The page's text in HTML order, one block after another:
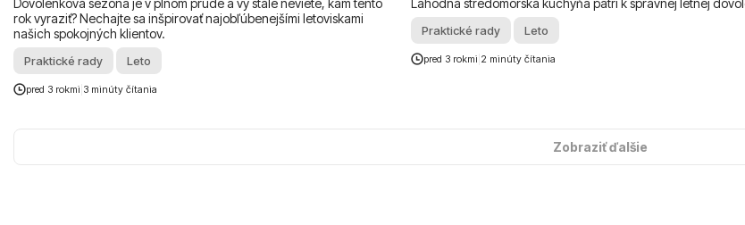
Dovolenková sezóna je v plnom prúde a vy stále neviete, kam tento
rok vyraziť? Nechajte sa inšpirovať najobľúbenejšími letoviskami
našich spokojných klientov.
Praktické rady Leto
pred 3 rokmi 3 minúty čítania
Lahodná stredomorská kuchyňa patrí k správnej letnej
Praktické rady Leto
pred 3 rokmi 2 minúty čítania
Zobraziť ďalšie